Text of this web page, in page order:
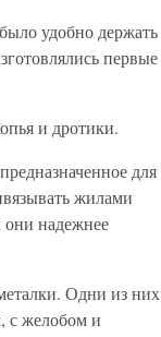
удобно держать
первые
и дротики.
для
жилами
они надежнее
Одни из них
с желобом и